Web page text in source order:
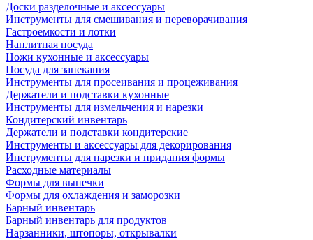
Доски разделочные и аксессуары
Инструменты для смешивания и переворачивания
Гастроемкости и лотки
Наплитная посуда
Ножи кухонные и аксессуары
Посуда для запекания
Инструменты для просеивания и процеживания
Держатели и подставки кухонные
Инструменты для измельчения и нарезки
Кондитерский инвентарь
Держатели и подставки кондитерские
Инструменты и аксессуары для декорирования
Инструменты для нарезки и придания формы
Расходные материалы
Формы для выпечки
Формы для охлаждения и заморозки
Барный инвентарь
Барный инвентарь для продуктов
Нарзанники, штопоры, открывалки